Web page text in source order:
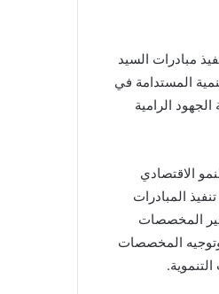
مبادرات السيد
المستدامة في
الجهود الرامية
الاقتصادي
المبادرات
المخصصات
وتوجيه المخصصات